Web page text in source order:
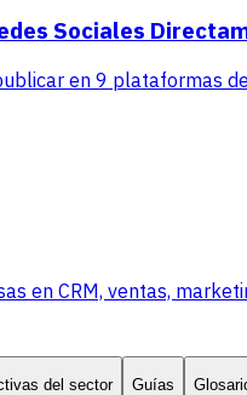
Sociales
en 9 plataformas
en CRM, ventas,
del sector Guías